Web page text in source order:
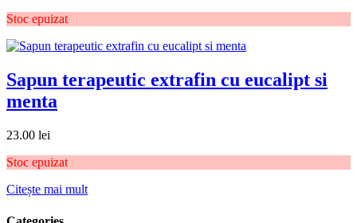
Stoc epuizat
Sapun terapeutic extrafin cu eucalipt si
menta
23.00 lei
Stoc epuizat
Citește mai mult